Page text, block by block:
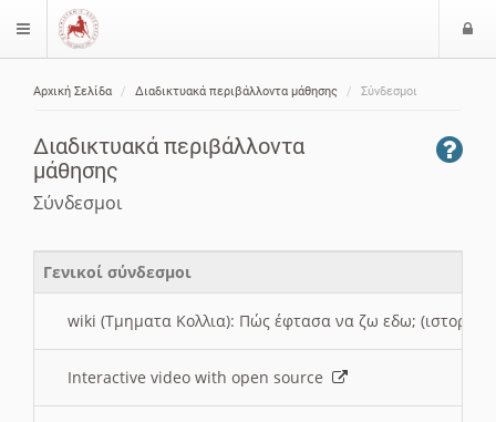
$langMenu
Αρχική Σελίδα Διαδικτυακά περιβάλλοντα μάθησης Σύνδεσμοι
Διαδικτυακά περιβάλλοντα
μάθησης
Σύνδεσμοι
Γενικοί σύνδεσμοι
wiki (Τμηματα Κολλια): Πώς έφτασα να ζω εδω; (ιστορια)
Interactive video with open source